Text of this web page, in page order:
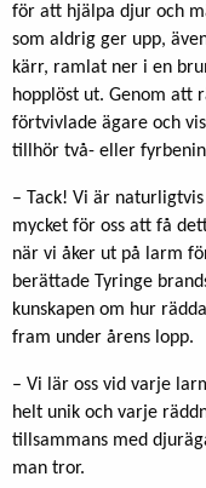
för att hjälpa djur och
som aldrig ger upp,
kärr, ramlat ner i en
hopplöst ut. Genom att
förtvivlade ägare och
tillhör två- eller
– Tack! Vi är
mycket för oss att få
när vi åker ut på larm
berättade Tyringe
kunskapen om hur
fram under årens lopp.
– Vi lär oss vid varje
helt unik och varje
tillsammans med
man tror.